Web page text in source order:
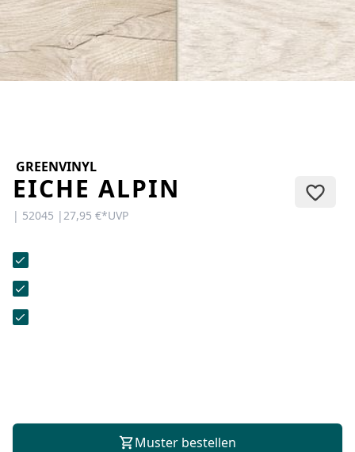
KONTAKT
Sie haben Fragen oder wünschen
eine persönliche Beratung?
Unser Team ist für Sie da –
unser Kontaktformular.
GREENVINYL
EICHE ALPIN
| 52045 | 27,95 €*UVP
Muster bestellen